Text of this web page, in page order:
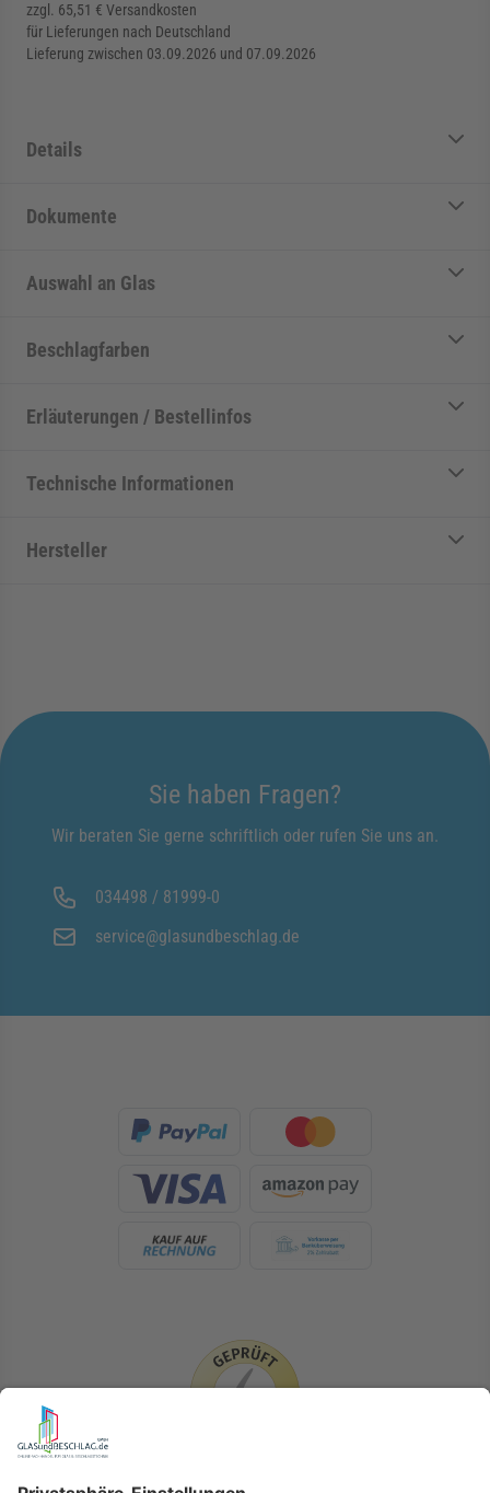
zzgl. 65,51 € Versandkosten
für Lieferungen nach Deutschland
Lieferung zwischen 03.09.2026 und 07.09.2026
Details
Dokumente
Auswahl an Glas
Beschlagfarben
Erläuterungen / Bestellinfos
Technische Informationen
Hersteller
Sie haben Fragen?
Wir beraten Sie gerne schriftlich oder rufen Sie uns an.
034498 / 81999-0
service@glasundbeschlag.de